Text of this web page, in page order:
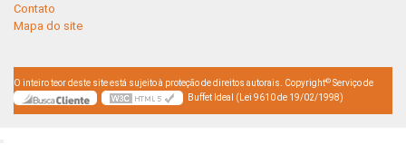
Contato
Mapa do site
O inteiro teor deste site está sujeito à proteção de direitos autorais. Copyright© Serviço de
Buffet Ideal (Lei 9610 de 19/02/1998)